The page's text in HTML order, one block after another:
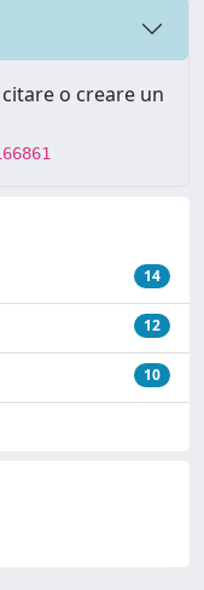
o creare un
14
12
10